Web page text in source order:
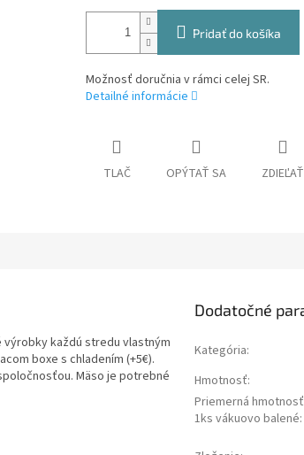
Pridať do košíka
Možnosť doručnia v rámci celej SR.
Detailné informácie
TLAČ OPÝTAŤ SA ZDIEĽAŤ
každú stredu vlastným
boxe s chladením (+5€).
Mäso je potrebné
Dodatočné
Kategória:
Hmotnosť:
Priemerná
1ks vákuovo balené: